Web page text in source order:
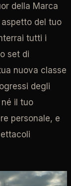
della Marca
del tuo
tutti i
set di
nuova classe
degli
il tuo
personale, e